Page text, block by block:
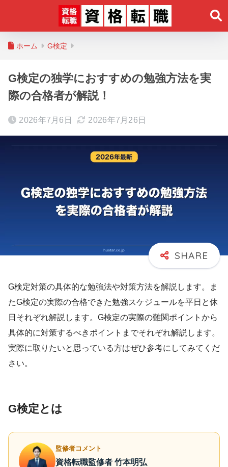
ホーム G検定
G検定の独学におすすめの勉強方法を実
際の合格者が解説！
2026年7月6日 2026年7月26日
G検定対策の具体的な勉強法や対策方法を解説します。ま
たG検定の実際の合格できた勉強スケジュールを平日と休
日それぞれ解説します。G検定の実際の難関ポイントから
具体的に対策するべきポイントまでそれぞれ解説します。
実際に取りたいと思っている方はぜひ参考にしてみてくだ
さい。
G検定とは
監修者コメント
資格転職監修者 竹本明弘